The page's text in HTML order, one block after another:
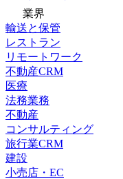
業界
輸送と保管
レストラン
リモートワーク
不動産CRM
医療
法務業務
不動産
コンサルティング
旅行業CRM
建設
小売店・EC